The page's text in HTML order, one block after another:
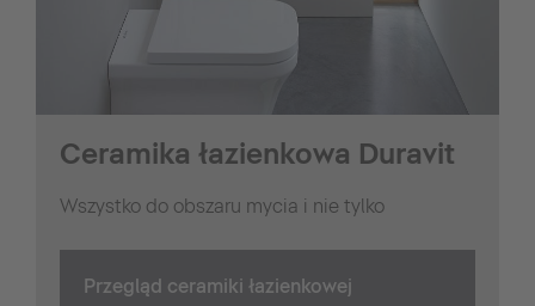
Ceramika łazienkowa Duravit
Wszystko do obszaru mycia i nie tylko
Przegląd ceramiki łazienkowej